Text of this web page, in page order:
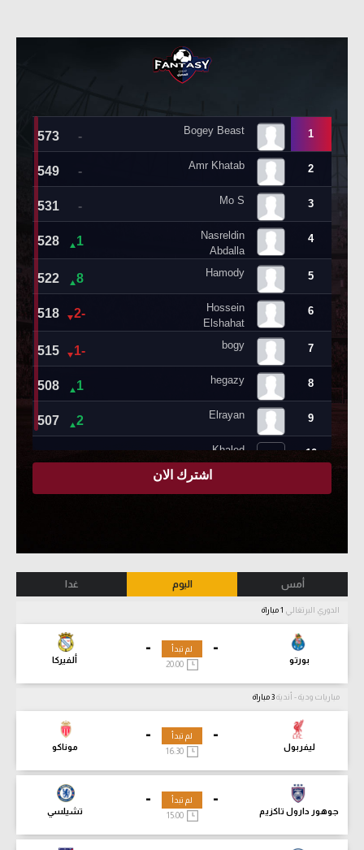
أمس اليوم غدا
الدوري البرتغالي
-
بورتو
-
ألفيركا
لم تبدأ
مباريات ودية - أندية
-
ليفربول
-
موناكو
لم تبدأ
-
جوهور دارول تاكزيم
-
تشيلسي
لم تبدأ
15:00